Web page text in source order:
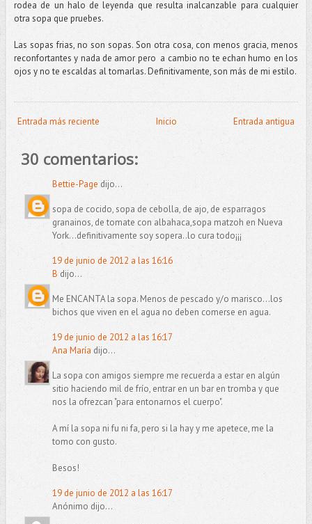
rodea de un halo de leyenda que resulta inalcanzable para cualquier
otra sopa que pruebes.
Las sopas frias, no son sopas. Son otra cosa, con menos gracia, menos
reconfortantes y nada de amor pero a cambio no te echan humo en los
ojos y no te escaldas al tomarlas. Definitivamente, son más de mi estilo.
Entrada más reciente Entrada antigua
Inicio
30 comentarios:
Bettie-Page dijo...
sopa de cocido, sopa de cebolla, de ajo, de esparragos
granainos, de tomate con albahaca,sopa matzoh en Nueva
York...definitivamente soy sopera..lo cura todo¡¡¡
19 de junio de 2012 a las 16:16
B dijo...
Me ENCANTA la sopa. Menos de pescado y/o marisco...los
bichos que viven en el agua no deben comerse en agua.
19 de junio de 2012 a las 16:17
Ana María dijo...
La sopa con amigos siempre me recuerda a estar en algún
sitio haciendo mil de frío, entrar en un bar en tromba y que
nos la ofrezcan "para entonarnos el cuerpo".
A mí la sopa ni fu ni fa, pero si la hay y me apetece, me la
tomo con gusto.
Besos!
19 de junio de 2012 a las 16:17
Anónimo dijo...